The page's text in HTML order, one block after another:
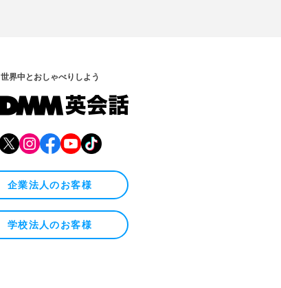
世界中とおしゃべりしよう
企業法人のお客様
学校法人のお客様